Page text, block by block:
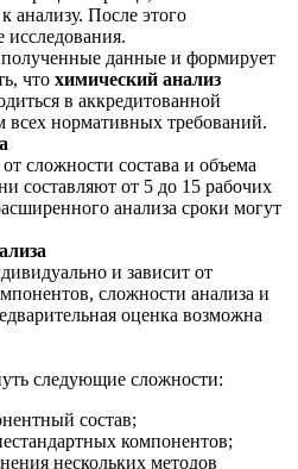
анализу. После этого
полученные данные и формирует
что химический анализ
в аккредитованной
всех нормативных требований.
сложности состава и объема
составляют от 5 до 15 рабочих
анализа сроки могут
и зависит от
сложности анализа и
оценка возможна
следующие сложности:
состав;
компонентов;
нескольких методов